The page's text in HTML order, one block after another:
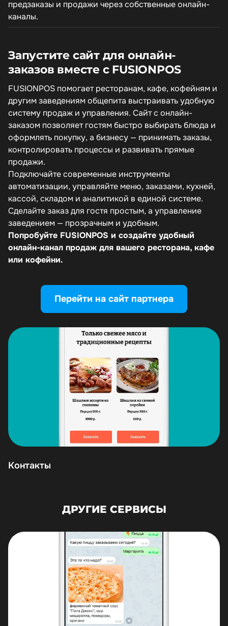
предзаказы и продажи через собственные онлайн-
каналы.
Запустите сайт для онлайн-
заказов вместе с FUSIONPOS
FUSIONPOS помогает ресторанам, кафе, кофейням и
другим заведениям общепита выстраивать удобную
систему продаж и управления. Сайт с онлайн-
заказом позволяет гостям быстро выбирать блюда и
оформлять покупку, а бизнесу — принимать заказы,
контролировать процессы и развивать прямые
продажи.
Подключайте современные инструменты
автоматизации, управляйте меню, заказами, кухней,
кассой, складом и аналитикой в единой системе.
Сделайте заказ для гостя простым, а управление
заведением — прозрачным и удобным.
Попробуйте FUSIONPOS и создайте удобный
онлайн-канал продаж для вашего ресторана, кафе
или кофейни.
Перейти на сайт партнера
Контакты
ДРУГИЕ СЕРВИСЫ